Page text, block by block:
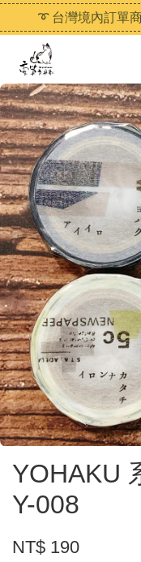
➰ 台灣境內訂單
YOHAKU
Y-008
NT$ 190